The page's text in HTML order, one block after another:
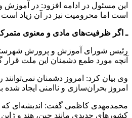
این مسئول در ادامه افزود: در
است اما محرومیت نیز در آن زیاد
ـ اگر ظرفیت‌های مادی و معنوی
رئیس شورای آموزش و پرورش
آنچه مورد طمع دشمنان این ملت
وی بیان کرد: امروز دشمنان
امروز بحران‌سازی و ناامنی ایجاد
محمدمهدی کاظمی گفت: اندیشه‌ای که
کشورهای جدیدی مانند چین، هند و